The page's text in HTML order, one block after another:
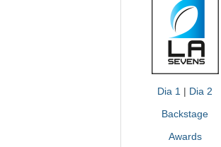
Dia 1 | Dia 2
Backstage
Awards